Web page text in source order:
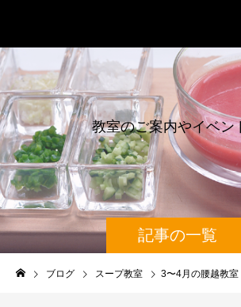
記事の一覧
教室のご案内やイベント
ブログ スープ教室 3〜4月の腰越教室